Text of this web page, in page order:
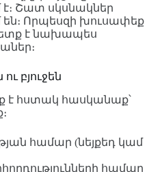
Շատ սկսնակներ
են։ Որպեսզի խուսափեք
է նախապես
բյուջեն
է հստակ հասկանաք՝
համար (նեյքեդ կամ
համար